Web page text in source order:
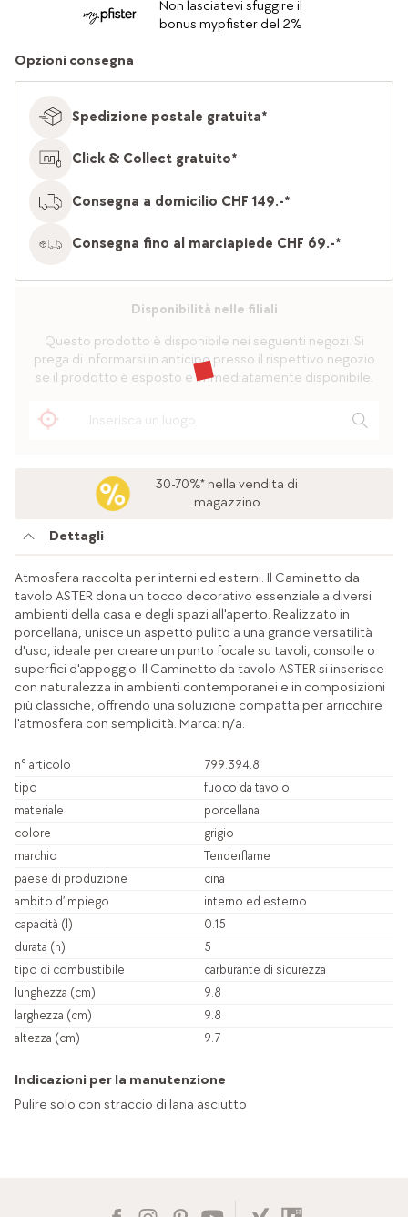
Non lasciatevi sfuggire il
bonus mypfister del 2%
Opzioni consegna
Spedizione postale gratuita*
Click & Collect gratuito*
Consegna a domicilio CHF 149.-*
Consegna fino al marciapiede CHF 69.-*
Disponibilità nelle filiali
Questo prodotto è disponibile nei seguenti negozi. Si
prega di informarsi in anticipo presso il rispettivo negozio
se il prodotto è esposto e immediatamente disponibile.
30-70%* nella vendita di
magazzino
Dettagli
Atmosfera raccolta per interni ed esterni. Il Caminetto da
tavolo ASTER dona un tocco decorativo essenziale a diversi
ambienti della casa e degli spazi all'aperto. Realizzato in
porcellana, unisce un aspetto pulito a una grande versatilità
d'uso, ideale per creare un punto focale su tavoli, consolle o
superfici d'appoggio. Il Caminetto da tavolo ASTER si inserisce
con naturalezza in ambienti contemporanei e in composizioni
più classiche, offrendo una soluzione compatta per arricchire
l'atmosfera con semplicità. Marca: n/a.
n° articolo
799.394.8
tipo
fuoco da tavolo
materiale
porcellana
colore
grigio
marchio
Tenderflame
paese di produzione
cina
ambito d’impiego
interno ed esterno
capacità (l)
0.15
durata (h)
5
tipo di combustibile
carburante di sicurezza
lunghezza (cm)
9.8
larghezza (cm)
9.8
altezza (cm)
9.7
Indicazioni per la manutenzione
Pulire solo con straccio di lana asciutto